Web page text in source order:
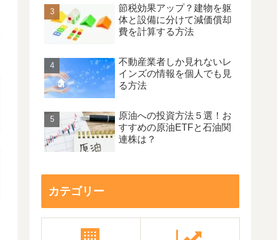
節税効果アップ？建物を躯
体と設備に分けて減価償却
費を計算する方法
不動産業者しか見れないレ
インズの情報を個人でも見
る方法
原油への投資方法５選！お
すすめの原油ETFと石油関
連株は？
カテゴリー